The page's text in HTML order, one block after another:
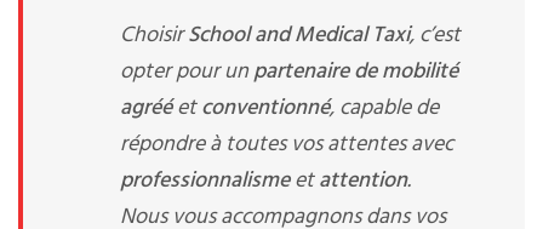
ChoisirSchool and Medical Taxi, c’est
opter pour unpartenaire de mobilité
agrééetconventionné, capable de
répondre à toutes vos attentes avec
professionnalismeetattention.
Nous vous accompagnons dans vos